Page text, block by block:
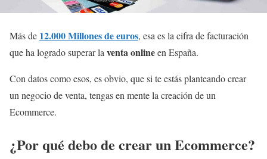
Más de 12.000 Millones de euros, esa es la cifra de facturación
que ha logrado superar la venta onlineen España.
Con datos como esos, es obvio, que si te estás planteando crear
un negocio de venta, tengas en mente la creación de un
Ecommerce.
¿Por qué debo de crear un Ecommerce?